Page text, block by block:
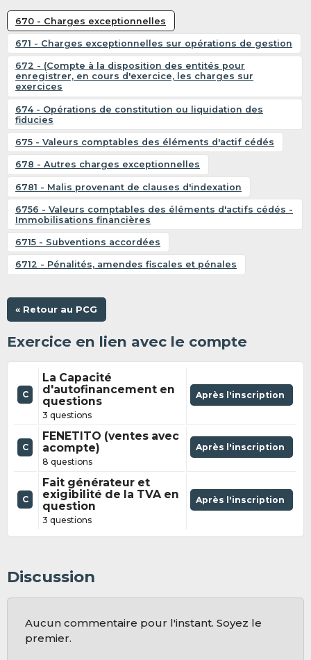
670 - Charges exceptionnelles
671 - Charges exceptionnelles sur opérations de gestion
672 - (Compte à la disposition des entités pour
enregistrer, en cours d'exercice, les charges sur
exercices
674 - Opérations de constitution ou liquidation des
fiducies
675 - Valeurs comptables des éléments d'actif cédés
678 - Autres charges exceptionnelles
6781 - Malis provenant de clauses d'indexation
6756 - Valeurs comptables des éléments d'actifs cédés -
Immobilisations financières
6715 - Subventions accordées
6712 - Pénalités, amendes fiscales et pénales
« Retour au PCG
Exercice en lien avec le compte
C
La Capacité
d'autofinancement en
questions
3 questions
Après l'inscription
C
FENETITO (ventes avec
acompte)
8 questions
Après l'inscription
C
Fait générateur et
exigibilité de la TVA en
question
3 questions
Après l'inscription
Discussion
Aucun commentaire pour l'instant. Soyez le
premier.